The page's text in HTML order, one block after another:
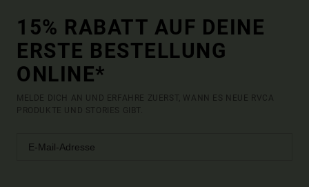
15% RABATT AUF DEINE
ERSTE BESTELLUNG
ONLINE*
MELDE DICH AN UND ERFAHRE ZUERST, WANN ES NEUE RVCA
PRODUKTE UND STORIES GIBT.